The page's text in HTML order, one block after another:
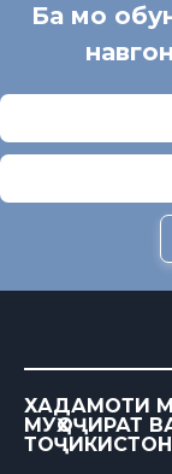
Ба мо
ХАДАМОТИ
МУҲОҶИРАТ
ТОҶИКИСТОН